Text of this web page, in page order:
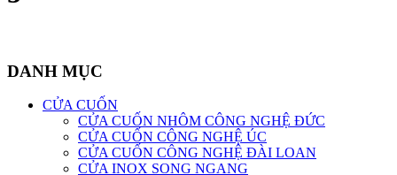
DANH MỤC
CỬA CUỐN
CỬA CUỐN NHÔM CÔNG NGHỆ ĐỨC
CỬA CUỐN CÔNG NGHỆ ÚC
CỬA CUỐN CÔNG NGHỆ ĐÀI LOAN
CỬA INOX SONG NGANG